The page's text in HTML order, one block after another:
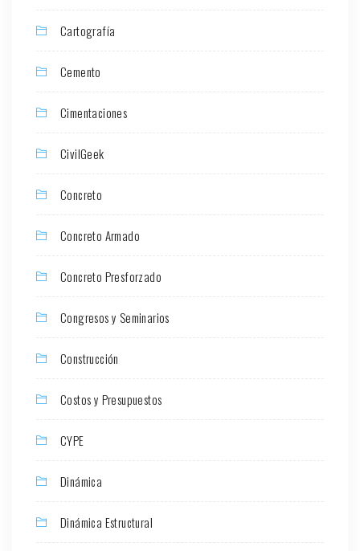
Cartografía
Cemento
Cimentaciones
CivilGeek
Concreto
Concreto Armado
Concreto Presforzado
Congresos y Seminarios
Construcción
Costos y Presupuestos
CYPE
Dinámica
Dinámica Estructural